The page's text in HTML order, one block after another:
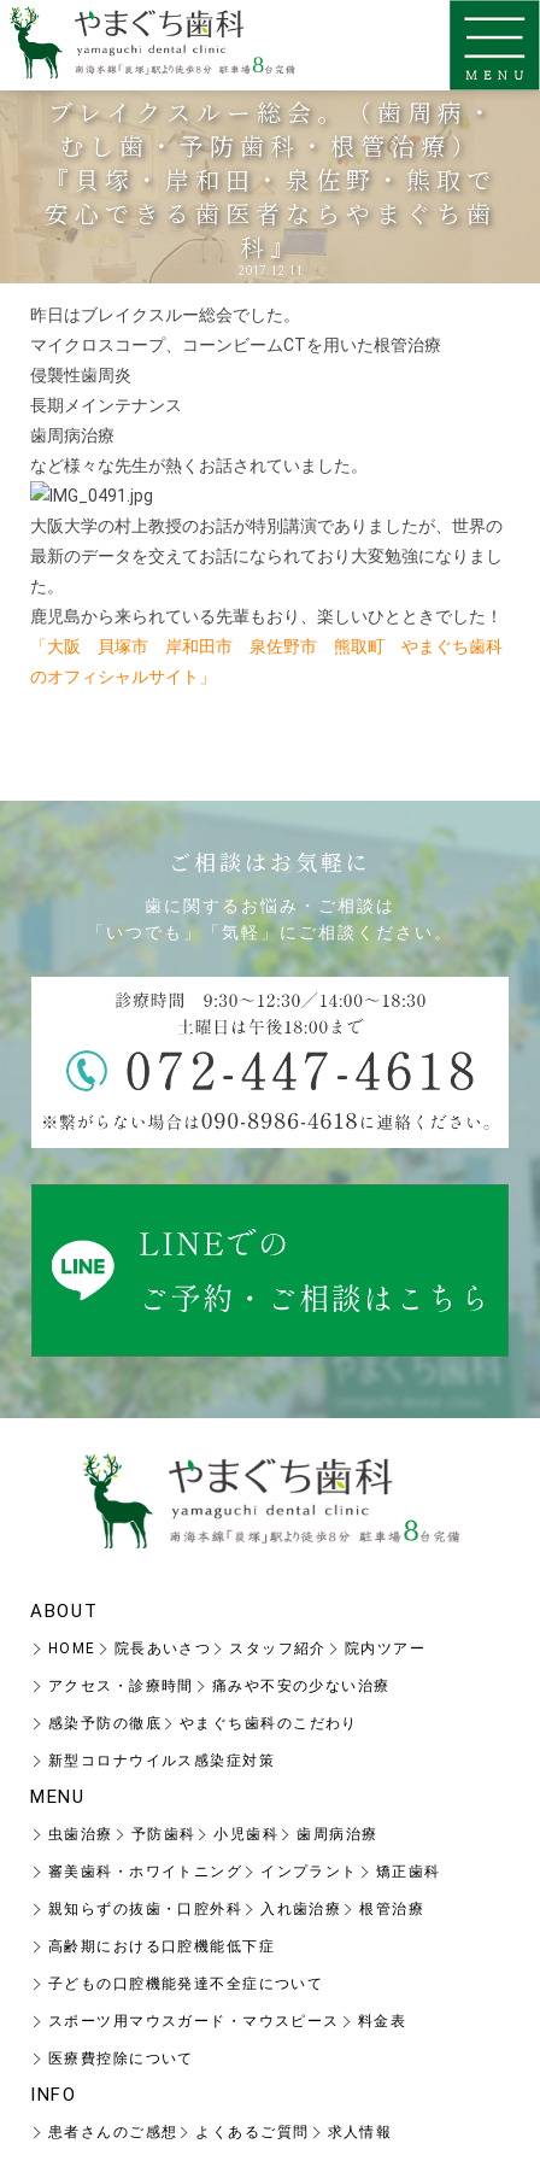
ブレイクスルー総会。（歯周病・
むし歯・予防歯科・根管治療）
『貝塚・岸和田・泉佐野・熊取で
安心できる歯医者ならやまぐち歯
科』
2017.12.11
昨日はブレイクスルー総会でした。
マイクロスコープ、コーンビームCTを用いた根管治療
侵襲性歯周炎
長期メインテナンス
歯周病治療
など様々な先生が熱くお話されていました。
大阪大学の村上教授のお話が特別講演でありましたが、世界の
最新のデータを交えてお話になられており大変勉強になりまし
た。
鹿児島から来られている先輩もおり、楽しいひとときでした！
「大阪 貝塚市 岸和田市 泉佐野市 熊取町 やまぐち歯科
のオフィシャルサイト」
ご相談はお気軽に
歯に関するお悩み・ご相談は
「いつでも」「気軽」にご相談ください。
ABOUT
HOME 院長あいさつ スタッフ紹介 院内ツアー
アクセス・診療時間 痛みや不安の少ない治療
感染予防の徹底 やまぐち歯科のこだわり
新型コロナウイルス感染症対策
MENU
虫歯治療 予防歯科 小児歯科 歯周病治療
審美歯科・ホワイトニング インプラント 矯正歯科
親知らずの抜歯・口腔外科 入れ歯治療 根管治療
高齢期における口腔機能低下症
子どもの口腔機能発達不全症について
スポーツ用マウスガード・マウスピース 料金表
医療費控除について
INFO
患者さんのご感想 よくあるご質問 求人情報